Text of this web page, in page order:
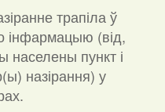
трапіла ў
інфармацыю (від,
населены пункт і
назірання) у
.